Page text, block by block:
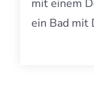
mit einem
ein Bad mit